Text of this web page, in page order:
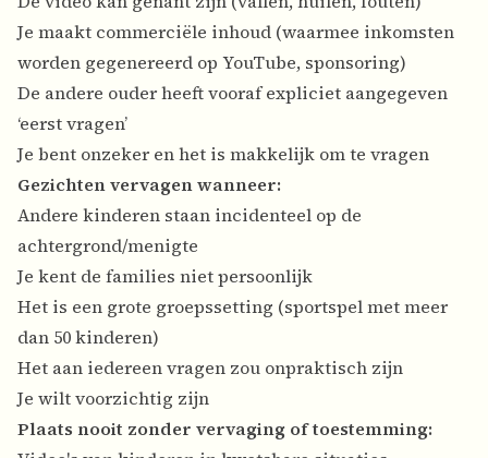
Je maakt commerciële inhoud (waarmee inkomsten
worden gegenereerd op YouTube, sponsoring)
De andere ouder heeft vooraf expliciet aangegeven
‘eerst vragen’
Je bent onzeker en het is makkelijk om te vragen
Gezichten vervagen wanneer:
Andere kinderen staan incidenteel op de
achtergrond/menigte
Je kent de families niet persoonlijk
Het is een grote groepssetting (sportspel met meer
dan 50 kinderen)
Het aan iedereen vragen zou onpraktisch zijn
Je wilt voorzichtig zijn
Plaats nooit zonder vervaging of toestemming: